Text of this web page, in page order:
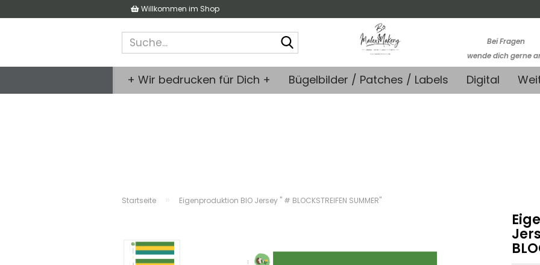
Willkommen im Shop
Bei Fragen
wende dich gerne
-Kein telefonischer
+ Wir bedrucken für Dich + Bügelbilder / Patches / Labels Digital
Startseite Eigenproduktion BIO Jersey " # BLOCKSTREIFEN SUMMER"